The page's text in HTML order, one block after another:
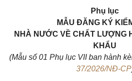
Phụ lục
MẪU ĐĂNG KÝ
NHÀ NƯỚC VỀ CHẤT LƯỢNG
KHẨU
(Mẫu số 01 Phụ lục VII ban hành
37/2026/NĐ-CP